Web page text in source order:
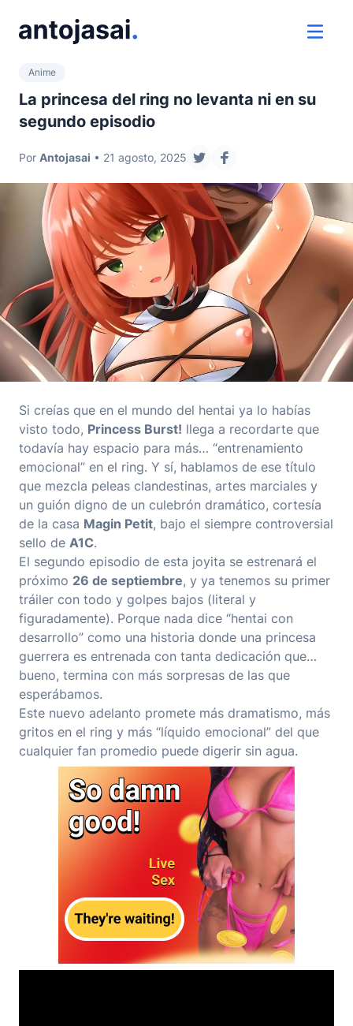
ver
Anime
La princesa del ring no levanta ni en su
segundo episodio
Por Antojasai • 21 agosto, 2025
compartir en twitter
compartir en
Si creías que en el mundo del hentai ya lo habías
visto todo, Princess Burst! llega a recordarte que
todavía hay espacio para más… “entrenamiento
emocional” en el ring. Y sí, hablamos de ese título
que mezcla peleas clandestinas, artes marciales y
un guión digno de un culebrón dramático, cortesía
de la casa Magin Petit, bajo el siempre controversial
sello de A1C.
El segundo episodio de esta joyita se estrenará el
próximo 26 de septiembre, y ya tenemos su primer
tráiler con todo y golpes bajos (literal y
figuradamente). Porque nada dice “hentai con
desarrollo” como una historia donde una princesa
guerrera es entrenada con tanta dedicación que…
bueno, termina con más sorpresas de las que
esperábamos.
Este nuevo adelanto promete más dramatismo, más
gritos en el ring y más “líquido emocional” del que
cualquier fan promedio puede digerir sin agua.